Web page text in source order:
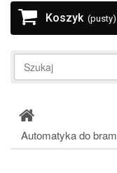
Koszyk (pusty)
Automatyka do bram